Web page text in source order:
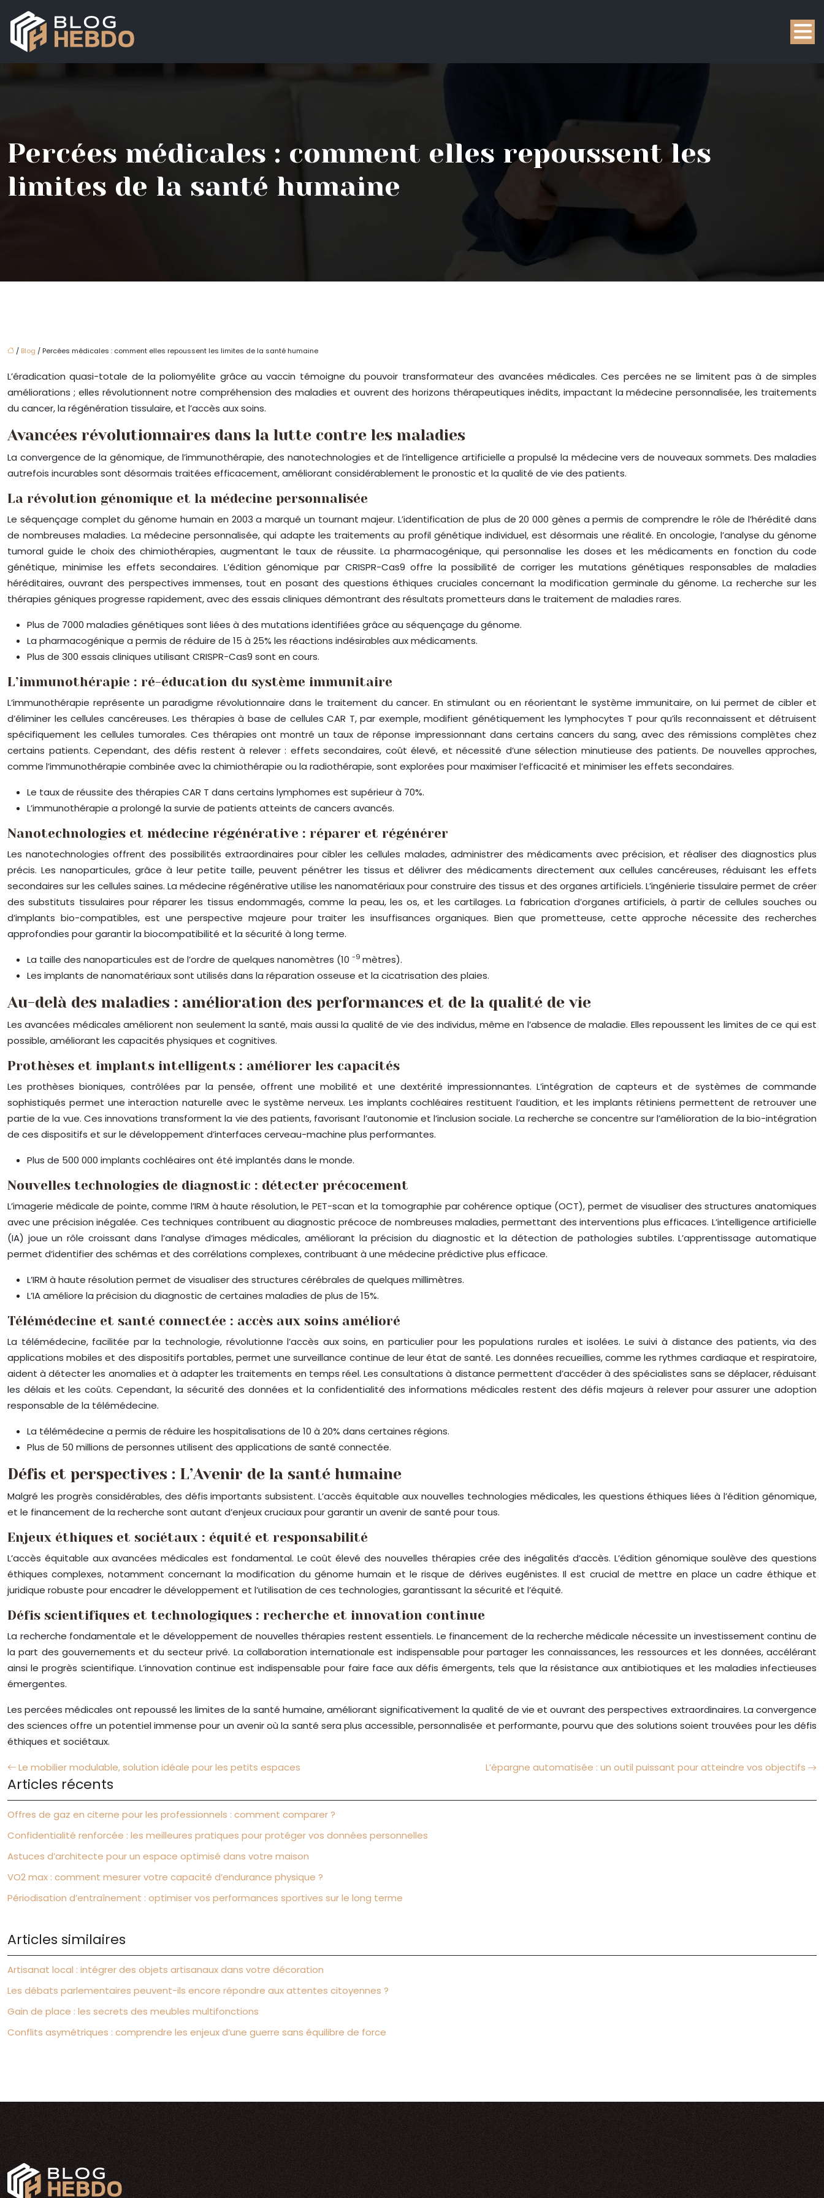
Percées médicales : comment elles repoussent les
limites de la santé humaine
/ Blog / Percées médicales : comment elles repoussent les limites de la santé humaine
L’éradication quasi-totale de la poliomyélite grâce au vaccin témoigne du pouvoir transformateur des avancées médicales. Ces percées ne se limitent pas à de simples
améliorations ; elles révolutionnent notre compréhension des maladies et ouvrent des horizons thérapeutiques inédits, impactant la médecine personnalisée, les traitements
du cancer, la régénération tissulaire, et l’accès aux soins.
Avancées révolutionnaires dans la lutte contre les maladies
La convergence de la génomique, de l’immunothérapie, des nanotechnologies et de l’intelligence artificielle a propulsé la médecine vers de nouveaux sommets. Des maladies
autrefois incurables sont désormais traitées efficacement, améliorant considérablement le pronostic et la qualité de vie des patients.
La révolution génomique et la médecine personnalisée
Le séquençage complet du génome humain en 2003 a marqué un tournant majeur. L’identification de plus de 20 000 gènes a permis de comprendre le rôle de l’hérédité dans
de nombreuses maladies. La médecine personnalisée, qui adapte les traitements au profil génétique individuel, est désormais une réalité. En oncologie, l’analyse du génome
tumoral guide le choix des chimiothérapies, augmentant le taux de réussite. La pharmacogénique, qui personnalise les doses et les médicaments en fonction du code
génétique, minimise les effets secondaires. L’édition génomique par CRISPR-Cas9 offre la possibilité de corriger les mutations génétiques responsables de maladies
héréditaires, ouvrant des perspectives immenses, tout en posant des questions éthiques cruciales concernant la modification germinale du génome. La recherche sur les
thérapies géniques progresse rapidement, avec des essais cliniques démontrant des résultats prometteurs dans le traitement de maladies rares.
Plus de 7000 maladies génétiques sont liées à des mutations identifiées grâce au séquençage du génome.
La pharmacogénique a permis de réduire de 15 à 25% les réactions indésirables aux médicaments.
Plus de 300 essais cliniques utilisant CRISPR-Cas9 sont en cours.
L’immunothérapie : ré-éducation du système immunitaire
L’immunothérapie représente un paradigme révolutionnaire dans le traitement du cancer. En stimulant ou en réorientant le système immunitaire, on lui permet de cibler et
d’éliminer les cellules cancéreuses. Les thérapies à base de cellules CAR T, par exemple, modifient génétiquement les lymphocytes T pour qu’ils reconnaissent et détruisent
spécifiquement les cellules tumorales. Ces thérapies ont montré un taux de réponse impressionnant dans certains cancers du sang, avec des rémissions complètes chez
certains patients. Cependant, des défis restent à relever : effets secondaires, coût élevé, et nécessité d’une sélection minutieuse des patients. De nouvelles approches,
comme l’immunothérapie combinée avec la chimiothérapie ou la radiothérapie, sont explorées pour maximiser l’efficacité et minimiser les effets secondaires.
Le taux de réussite des thérapies CAR T dans certains lymphomes est supérieur à 70%.
L’immunothérapie a prolongé la survie de patients atteints de cancers avancés.
Nanotechnologies et médecine régénérative : réparer et régénérer
Les nanotechnologies offrent des possibilités extraordinaires pour cibler les cellules malades, administrer des médicaments avec précision, et réaliser des diagnostics plus
précis. Les nanoparticules, grâce à leur petite taille, peuvent pénétrer les tissus et délivrer des médicaments directement aux cellules cancéreuses, réduisant les effets
secondaires sur les cellules saines. La médecine régénérative utilise les nanomatériaux pour construire des tissus et des organes artificiels. L’ingénierie tissulaire permet de créer
des substituts tissulaires pour réparer les tissus endommagés, comme la peau, les os, et les cartilages. La fabrication d’organes artificiels, à partir de cellules souches ou
d’implants bio-compatibles, est une perspective majeure pour traiter les insuffisances organiques. Bien que prometteuse, cette approche nécessite des recherches
approfondies pour garantir la biocompatibilité et la sécurité à long terme.
La taille des nanoparticules est de l’ordre de quelques nanomètres (10 -9 mètres).
Les implants de nanomatériaux sont utilisés dans la réparation osseuse et la cicatrisation des plaies.
Au-delà des maladies : amélioration des performances et de la qualité de vie
Les avancées médicales améliorent non seulement la santé, mais aussi la qualité de vie des individus, même en l’absence de maladie. Elles repoussent les limites de ce qui est
possible, améliorant les capacités physiques et cognitives.
Prothèses et implants intelligents : améliorer les capacités
Les prothèses bioniques, contrôlées par la pensée, offrent une mobilité et une dextérité impressionnantes. L’intégration de capteurs et de systèmes de commande
sophistiqués permet une interaction naturelle avec le système nerveux. Les implants cochléaires restituent l’audition, et les implants rétiniens permettent de retrouver une
partie de la vue. Ces innovations transforment la vie des patients, favorisant l’autonomie et l’inclusion sociale. La recherche se concentre sur l’amélioration de la bio-intégration
de ces dispositifs et sur le développement d’interfaces cerveau-machine plus performantes.
Plus de 500 000 implants cochléaires ont été implantés dans le monde.
Nouvelles technologies de diagnostic : détecter précocement
L’imagerie médicale de pointe, comme l’IRM à haute résolution, le PET-scan et la tomographie par cohérence optique (OCT), permet de visualiser des structures anatomiques
avec une précision inégalée. Ces techniques contribuent au diagnostic précoce de nombreuses maladies, permettant des interventions plus efficaces. L’intelligence artificielle
(IA) joue un rôle croissant dans l’analyse d’images médicales, améliorant la précision du diagnostic et la détection de pathologies subtiles. L’apprentissage automatique
permet d’identifier des schémas et des corrélations complexes, contribuant à une médecine prédictive plus efficace.
L’IRM à haute résolution permet de visualiser des structures cérébrales de quelques millimètres.
L’IA améliore la précision du diagnostic de certaines maladies de plus de 15%.
Télémédecine et santé connectée : accès aux soins amélioré
La télémédecine, facilitée par la technologie, révolutionne l’accès aux soins, en particulier pour les populations rurales et isolées. Le suivi à distance des patients, via des
applications mobiles et des dispositifs portables, permet une surveillance continue de leur état de santé. Les données recueillies, comme les rythmes cardiaque et respiratoire,
aident à détecter les anomalies et à adapter les traitements en temps réel. Les consultations à distance permettent d’accéder à des spécialistes sans se déplacer, réduisant
les délais et les coûts. Cependant, la sécurité des données et la confidentialité des informations médicales restent des défis majeurs à relever pour assurer une adoption
responsable de la télémédecine.
La télémédecine a permis de réduire les hospitalisations de 10 à 20% dans certaines régions.
Plus de 50 millions de personnes utilisent des applications de santé connectée.
Défis et perspectives : L’Avenir de la santé humaine
Malgré les progrès considérables, des défis importants subsistent. L’accès équitable aux nouvelles technologies médicales, les questions éthiques liées à l’édition génomique,
et le financement de la recherche sont autant d’enjeux cruciaux pour garantir un avenir de santé pour tous.
Enjeux éthiques et sociétaux : équité et responsabilité
L’accès équitable aux avancées médicales est fondamental. Le coût élevé des nouvelles thérapies crée des inégalités d’accès. L’édition génomique soulève des questions
éthiques complexes, notamment concernant la modification du génome humain et le risque de dérives eugénistes. Il est crucial de mettre en place un cadre éthique et
juridique robuste pour encadrer le développement et l’utilisation de ces technologies, garantissant la sécurité et l’équité.
Défis scientifiques et technologiques : recherche et innovation continue
La recherche fondamentale et le développement de nouvelles thérapies restent essentiels. Le financement de la recherche médicale nécessite un investissement continu de
la part des gouvernements et du secteur privé. La collaboration internationale est indispensable pour partager les connaissances, les ressources et les données, accélérant
ainsi le progrès scientifique. L’innovation continue est indispensable pour faire face aux défis émergents, tels que la résistance aux antibiotiques et les maladies infectieuses
émergentes.
Les percées médicales ont repoussé les limites de la santé humaine, améliorant significativement la qualité de vie et ouvrant des perspectives extraordinaires. La convergence
des sciences offre un potentiel immense pour un avenir où la santé sera plus accessible, personnalisée et performante, pourvu que des solutions soient trouvées pour les défis
éthiques et sociétaux.
Le mobilier modulable, solution idéale pour les petits espaces
L’épargne automatisée : un outil puissant pour atteindre vos objectifs
Articles récents
Offres de gaz en citerne pour les professionnels : comment comparer ?
Confidentialité renforcée : les meilleures pratiques pour protéger vos données personnelles
Astuces d’architecte pour un espace optimisé dans votre maison
VO2 max : comment mesurer votre capacité d’endurance physique ?
Périodisation d’entraînement : optimiser vos performances sportives sur le long terme
Articles similaires
Artisanat local : intégrer des objets artisanaux dans votre décoration
Les débats parlementaires peuvent-ils encore répondre aux attentes citoyennes ?
Gain de place : les secrets des meubles multifonctions
Conflits asymétriques : comprendre les enjeux d’une guerre sans équilibre de force